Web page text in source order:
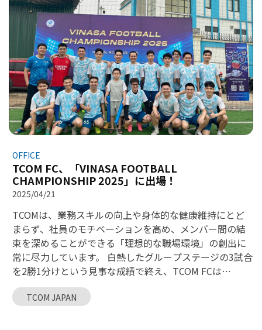
OFFICE
TCOM FC、「VINASA FOOTBALL
CHAMPIONSHIP 2025」に出場！
2025/04/21
TCOMは、業務スキルの向上や身体的な健康維持にとど
まらず、社員のモチベーションを高め、メンバー間の結
束を深めることができる「理想的な職場環境」の創出に
常に尽力しています。 白熱したグループステージの3試合
を2勝1分けという見事な成績で終え、TCOM FCは
「VINASA Football Championship 2025」の決勝トーナ
メント（ベスト16）への進出を勝ち取りました。本大会
TCOM JAPAN